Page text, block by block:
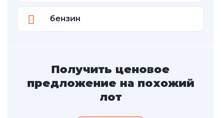
бензин
Получить ценовое
предложение на похожий
лот